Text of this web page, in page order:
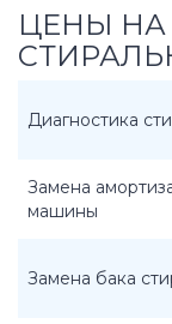
ЦЕНЫ
Диагностика
Замена
машины
Замена бака